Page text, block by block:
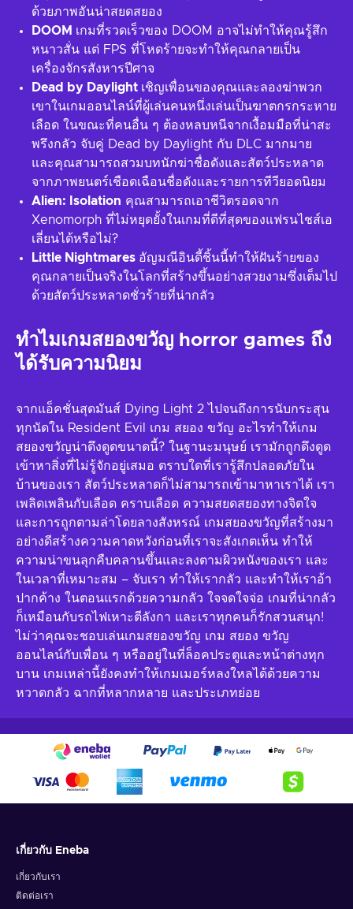
ด้วยภาพอันน่าสยดสยอง
DOOM เกมที่รวดเร็วของ DOOM อาจไม่ทำให้คุณรู้สึก
หนาวสั่น แต่ FPS ที่โหดร้ายจะทำให้คุณกลายเป็น
เครื่องจักรสังหารปีศาจ
Dead by Daylight เชิญเพื่อนของคุณและลองฆ่าพวก
เขาในเกมออนไลน์ที่ผู้เล่นคนหนึ่งเล่นเป็นฆาตกรกระหาย
เลือด ในขณะที่คนอื่น ๆ ต้องหลบหนีจากเงื้อมมือที่น่าสะ
พรึงกลัว จับคู่ Dead by Daylight กับ DLC มากมาย
และคุณสามารถสวมบทนักฆ่าชื่อดังและสัตว์ประหลาด
จากภาพยนตร์เชือดเฉือนชื่อดังและรายการทีวียอดนิยม
Alien: Isolation คุณสามารถเอาชีวิตรอดจาก
Xenomorph ที่ไม่หยุดยั้งในเกมที่ดีที่สุดของแฟรนไชส์เอ
เลี่ยนได้หรือไม่?
Little Nightmares อัญมณีอินดี้ชิ้นนี้ทำให้ฝันร้ายของ
คุณกลายเป็นจริงในโลกที่สร้างขึ้นอย่างสวยงามซึ่งเต็มไป
ด้วยสัตว์ประหลาดชั่วร้ายที่น่ากลัว
ทำไมเกมสยองขวัญ horror games ถึง
ได้รับความนิยม
จากแอ็คชั่นสุดมันส์ Dying Light 2 ไปจนถึงการนับกระสุน
ทุกนัดใน Resident Evil เกม สยอง ขวัญ อะไรทำให้เกม
สยองขวัญน่าดึงดูดขนาดนี้? ในฐานะมนุษย์ เรามักถูกดึงดูด
เข้าหาสิ่งที่ไม่รู้จักอยู่เสมอ ตราบใดที่เรารู้สึกปลอดภัยใน
บ้านของเรา สัตว์ประหลาดก็ไม่สามารถเข้ามาหาเราได้ เรา
เพลิดเพลินกับเลือด คราบเลือด ความสยดสยองทางจิตใจ
และการถูกตามล่าโดยลางสังหรณ์ เกมสยองขวัญที่สร้างมา
อย่างดีสร้างความคาดหวังก่อนที่เราจะสังเกตเห็น ทำให้
ความน่าขนลุกคืบคลานขึ้นและลงตามผิวหนังของเรา และ
ในเวลาที่เหมาะสม – จับเรา ทำให้เรากลัว และทำให้เราอ้า
ปากค้าง ในตอนแรกด้วยความกลัว ใจจดใจจ่อ เกมที่น่ากลัว
ก็เหมือนกับรถไฟเหาะตีลังกา และเราทุกคนก็รักสวนสนุก!
ไม่ว่าคุณจะชอบเล่นเกมสยองขวัญ เกม สยอง ขวัญ
ออนไลน์กับเพื่อน ๆ หรืออยู่ในที่ล็อคประตูและหน้าต่างทุก
บาน เกมเหล่านี้ยังคงทำให้เกมเมอร์หลงใหลได้ด้วยความ
หวาดกลัว ฉากที่หลากหลาย และประเภทย่อย
เกี่ยวกับ Eneba
เกี่ยวกับเรา
ติดต่อเรา